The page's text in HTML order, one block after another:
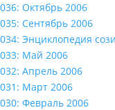
036: Октябрь 2006
035: Сентябрь 2006
034: Энциклопедия
033: Май 2006
032: Апрель 2006
031: Март 2006
030: Февраль 2006